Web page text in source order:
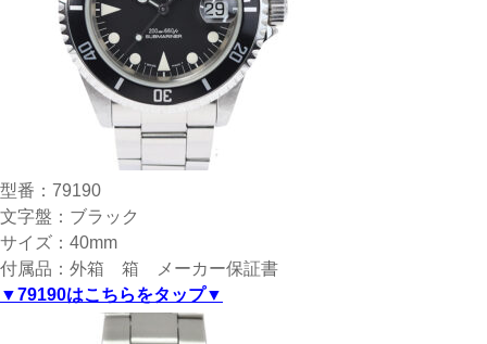
型番：79190
文字盤：ブラック
サイズ：40mm
付属品：外箱 箱 メーカー保証書
▼79190はこちらをタップ▼